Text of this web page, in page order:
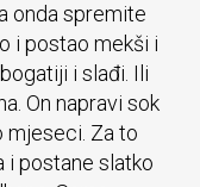
onda spremite
i postao mekši i
i slađi. Ili
On napravi sok
mjeseci. Za to
i postane slatko